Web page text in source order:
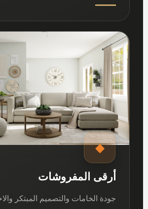
◆
أرقى المفروشات
جودة الخامات والتصميم المبتكر